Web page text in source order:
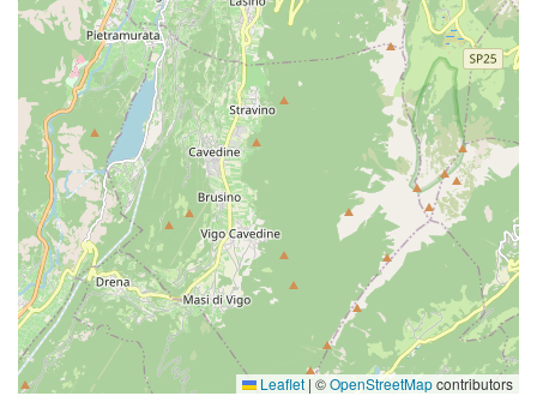
Leaflet | ©OpenStreetMapcontributors